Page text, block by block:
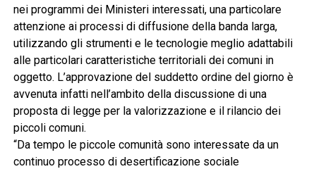
nei programmi dei Ministeri interessati, una particolare
attenzione ai processi di diffusione della banda larga,
utilizzando gli strumenti e le tecnologie meglio adattabili
alle particolari caratteristiche territoriali dei comuni in
oggetto. L’approvazione del suddetto ordine del giorno è
avvenuta infatti nell’ambito della discussione di una
proposta di legge per la valorizzazione e il rilancio dei
piccoli comuni.
“Da tempo le piccole comunità sono interessate da un
continuo processo di desertificazione sociale